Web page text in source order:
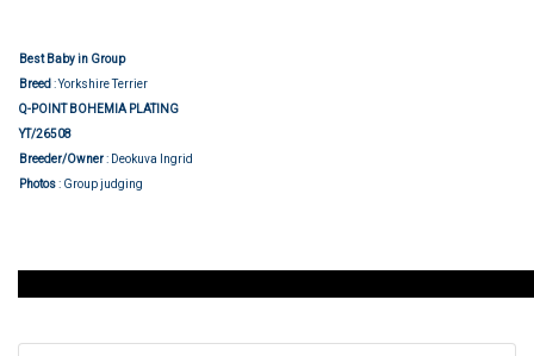
Best Baby in Group
Breed : Yorkshire Terrier
Q-POINT BOHEMIA PLATING
YT/26508
Breeder/Owner: Deokuva Ingrid
Photos: Group judging